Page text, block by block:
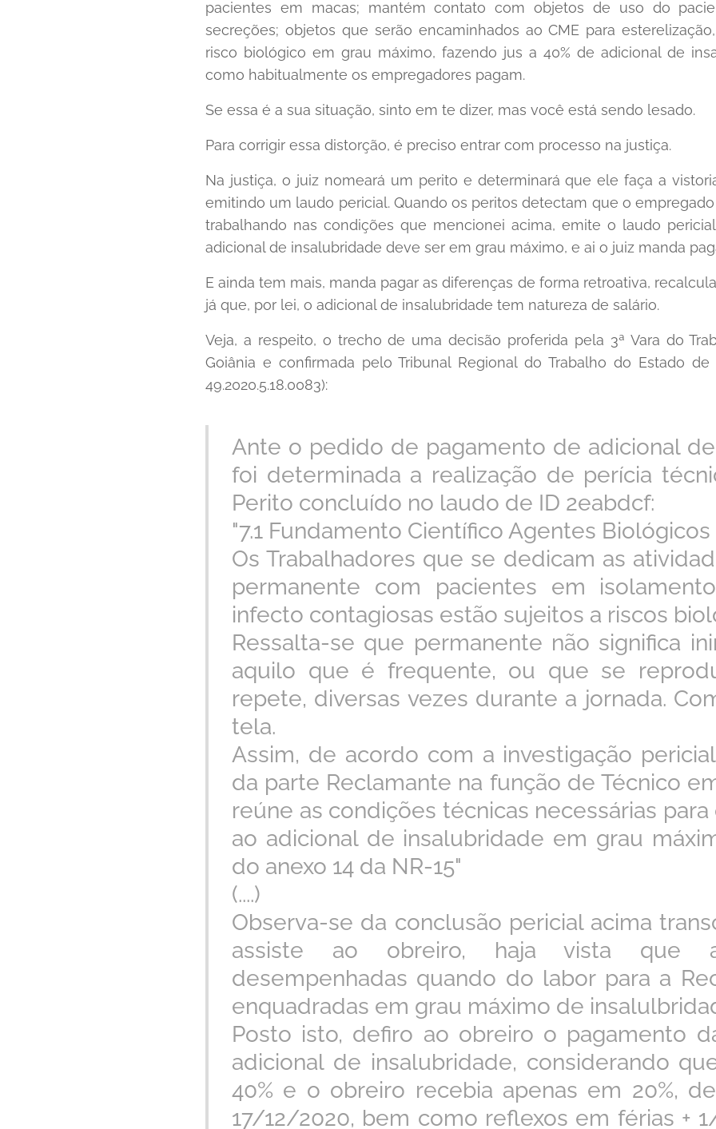
pacientes em macas; mantém contato com objetos de uso do
secreções; objetos que serão encaminhados ao CME para
risco biológico em grau máximo, fazendo jus a 40% de adicional de
como habitualmente os empregadores pagam.
Se essa é a sua situação, sinto em te dizer, mas você está sendo lesado.
Para corrigir essa distorção, é preciso entrar com processo na justiça.
Na justiça, o juiz nomeará um perito e determinará que ele faça a
emitindo um laudo pericial. Quando os peritos detectam que o
trabalhando nas condições que mencionei acima, emite o laudo
adicional de insalubridade deve ser em grau máximo, e ai o juiz manda
E ainda tem mais, manda pagar as diferenças de forma retroativa,
já que, por lei, o adicional de insalubridade tem natureza de salário.
Veja, a respeito, o trecho de uma decisão proferida pela 3ª Vara do
Goiânia e confirmada pelo Tribunal Regional do Trabalho do Estado de
49.2020.5.18.0083):
Ante o pedido de pagamento de adicional
foi determinada a realização de perícia
Perito concluído no laudo de ID 2eabdcf:
"7.1 Fundamento Científico Agentes Biológicos
Os Trabalhadores que se dedicam as
permanente com pacientes em
infecto contagiosas estão sujeitos a riscos
Ressalta-se que permanente não significa
aquilo que é frequente, ou que se
repete, diversas vezes durante a jornada.
tela.
Assim, de acordo com a investigação
da parte Reclamante na função de Técnico
reúne as condições técnicas necessárias
ao adicional de insalubridade em grau
do anexo 14 da NR-15"
(....)
Observa-se da conclusão pericial acima
assiste ao obreiro, haja vista que
desempenhadas quando do labor para a
enquadradas em grau máximo de
Posto isto, defiro ao obreiro o pagamento
adicional de insalubridade, considerando
40% e o obreiro recebia apenas em 20%,
17/12/2020, bem como reflexos em férias +